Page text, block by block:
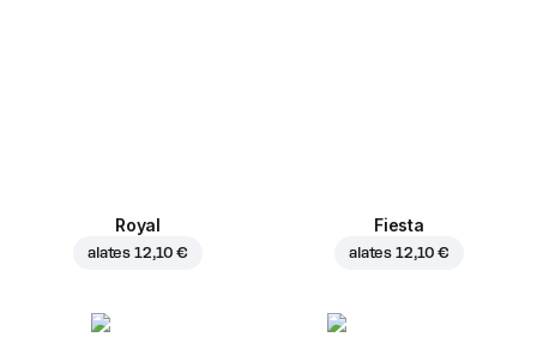
Royal
alates 12,10 €
Fiesta
alates 12,10 €